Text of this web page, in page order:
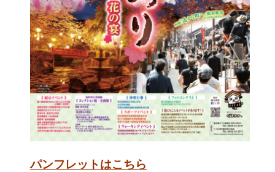
パンフレットはこちら